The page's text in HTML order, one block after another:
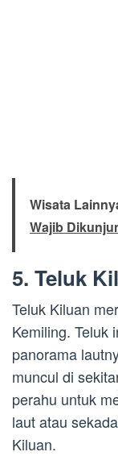
Wisata
Wajib
5. Teluk
Teluk Kiluan
Kemiling. Teluk
panorama
muncul di
perahu untuk
laut atau
Kiluan.